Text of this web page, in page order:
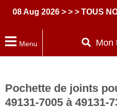
Aug 2026 > > > TOUS NOS
Menu Mon
Pochette de joints
49131-7005 à 49131-